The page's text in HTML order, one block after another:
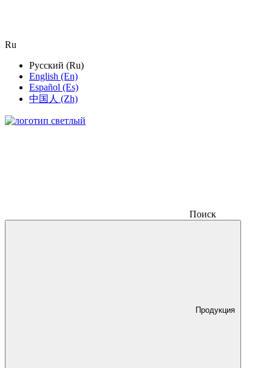
Ru
Русский (Ru)
English (En)
Español (Es)
中国人 (Zh)
Поиск
Продукция